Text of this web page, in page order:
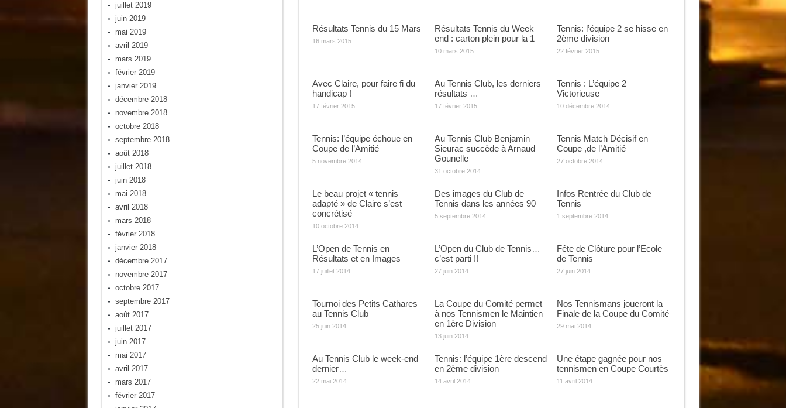
Résultats Tennis du 15 Mars
16 mars 2015
Résultats Tennis du Week
end : carton plein pour la 1
10 mars 2015
Tennis: l’équipe 2 se hisse en
2ème division
22 février 2015
Avec Claire, pour faire fi du
handicap !
17 février 2015
Au Tennis Club, les derniers
résultats …
17 février 2015
Tennis : L’équipe 2
Victorieuse
10 décembre 2014
Tennis: l’équipe échoue en
Coupe de l’Amitié
5 novembre 2014
Au Tennis Club Benjamin
Sieurac succède à Arnaud
Gounelle
31 octobre 2014
Tennis Match Décisif en
Coupe ,de l’Amitié
27 octobre 2014
Le beau projet « tennis
adapté » de Claire s’est
concrétisé
10 octobre 2014
Des images du Club de
Tennis dans les années 90
5 septembre 2014
Infos Rentrée du Club de
Tennis
1 septembre 2014
L’Open de Tennis en
Résultats et en Images
17 juillet 2014
L’Open du Club de Tennis…
c’est parti !!
27 juin 2014
Fête de Clôture pour l’Ecole
de Tennis
27 juin 2014
Tournoi des Petits Cathares
au Tennis Club
25 juin 2014
La Coupe du Comité permet
à nos Tennismen le Maintien
en 1ère Division
13 juin 2014
Nos Tennismans joueront la
Finale de la Coupe du Comité
29 mai 2014
Au Tennis Club le week-end
dernier…
22 mai 2014
Tennis: l’équipe 1ère descend
en 2ème division
14 avril 2014
Une étape gagnée pour nos
tennismen en Coupe Courtès
11 avril 2014
juillet 2019
juin 2019
mai 2019
avril 2019
mars 2019
février 2019
janvier 2019
décembre 2018
novembre 2018
octobre 2018
septembre 2018
août 2018
juillet 2018
juin 2018
mai 2018
avril 2018
mars 2018
février 2018
janvier 2018
décembre 2017
novembre 2017
octobre 2017
septembre 2017
août 2017
juillet 2017
juin 2017
mai 2017
avril 2017
mars 2017
février 2017